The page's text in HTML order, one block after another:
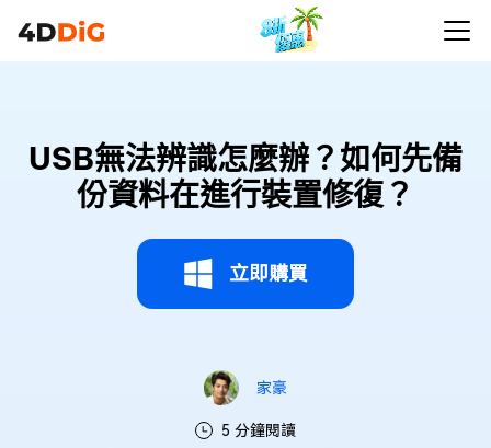
USB無法辨識怎麼辦？如何先備
份資料在進行裝置修復？
立即購買
家豪
5 分鐘閱讀